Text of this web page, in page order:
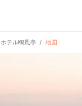
ホテル鴎風亭 地図